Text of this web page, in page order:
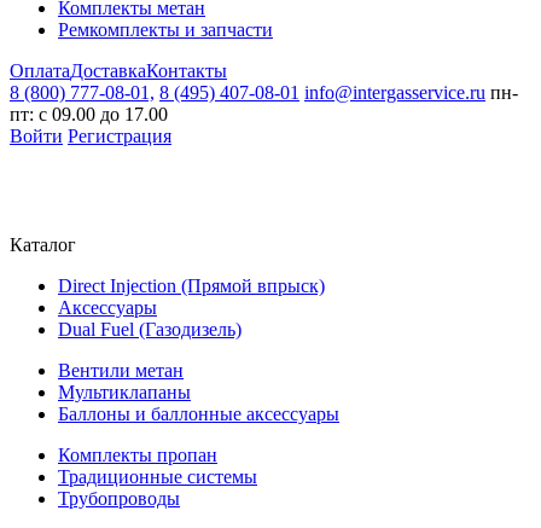
Комплекты метан
Ремкомплекты и запчасти
ОплатаДоставкаКонтакты
8 (800) 777-08-01, 8 (495) 407-08-01 info@intergasservice.ru пн-
пт: с 09.00 до 17.00
Войти Регистрация
Каталог
Direct Injection (Прямой впрыск)
Аксессуары
Dual Fuel (Газодизель)
Вентили метан
Мультиклапаны
Баллоны и баллонные аксессуары
Комплекты пропан
Традиционные системы
Трубопроводы